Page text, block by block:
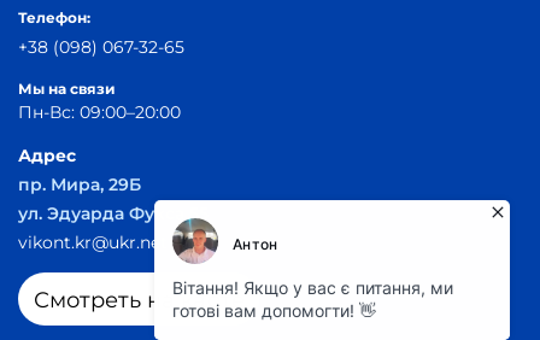
Телефон:
+38 (098) 067-32-65
Мы на связи
Пн-Вс: 09:00–20:00
Адрес
пр. Мира, 29Б
ул. Эдуарда Фукса 55
vikont.kr@ukr.net
Смотреть на карте